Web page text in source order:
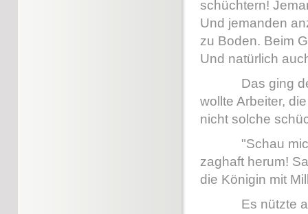
schüchtern!
Und jemanden
zu Boden. Beim
Und natürlich
Das ging der
wollte Arbeiter,
nicht solche
"Schau mich
zaghaft herum!
die Königin mit
Es nützte aber